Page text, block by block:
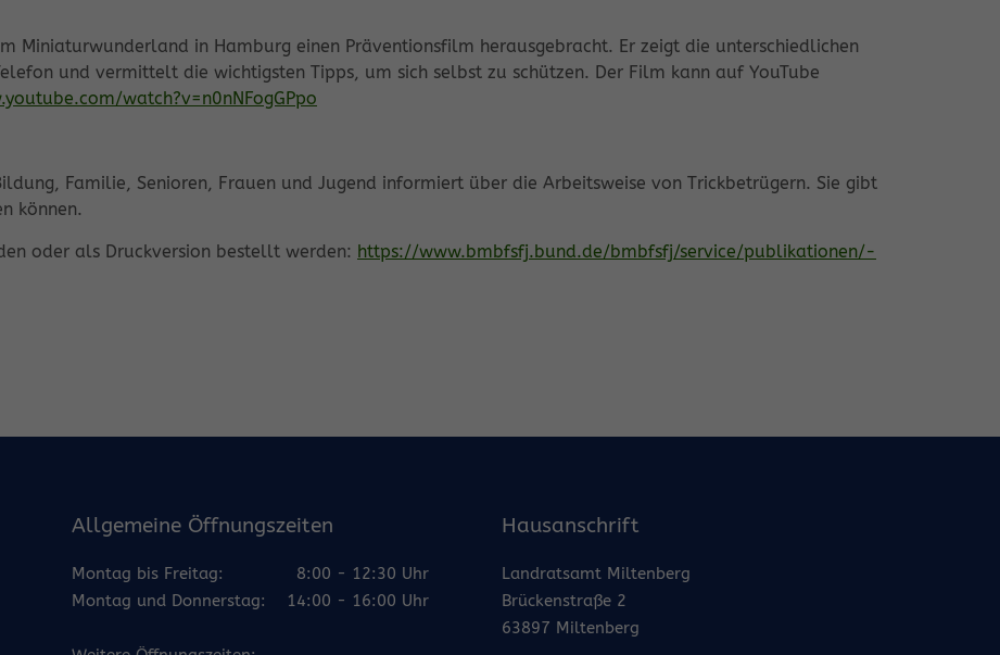
Miniaturwunderland in Hamburg einen Präventionsfilm herausgebracht. Er zeigt die unterschiedlichen
und vermittelt die wichtigsten Tipps, um sich selbst zu schützen. Der Film kann auf YouTube
watch?v=n0nNFogGPpo
Familie, Senioren, Frauen und Jugend informiert über die Arbeitsweise von Trickbetrügern. Sie gibt
können.
oder als Druckversion bestellt werden: https://www.bmbfsfj.bund.de/bmbfsfj/service/publikationen/-
Allgemeine Öffnungszeiten
Montag bis Freitag:
8:00 - 12:30 Uhr
Montag und Donnerstag:
14:00 - 16:00 Uhr
Hausanschrift
Landratsamt Miltenberg
Brückenstraße 2
63897 Miltenberg